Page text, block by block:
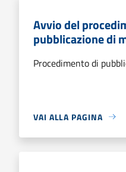
Avvio del
pubblicazione di
Procedimento di
VAI ALLA PAGINA